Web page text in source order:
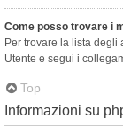
Come posso trovare i
Per trovare la lista
Utente e segui i
Top
Informazioni su